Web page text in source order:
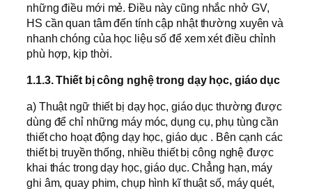
những điều mới mẻ. Điều này cũng nhắc nhở GV,
HS cần quan tâm đến tính cập nhật thường xuyên và
nhanh chóng của học liệu số để xem xét điều chỉnh
phù hợp, kịp thời.
1.1.3. Thiết bị công nghệ trong dạy học, giáo dục
a) Thuật ngữ thiết bị dạy học, giáo dục thường được
dùng để chỉ những máy móc, dụng cụ, phụ tùng cần
thiết cho hoạt động dạy học, giáo dục . Bên cạnh các
thiết bị truyền thống, nhiều thiết bị công nghệ được
khai thác trong dạy học, giáo dục. Chẳng hạn, máy
ghi âm, quay phim, chụp hình kĩ thuật số, máy quét,